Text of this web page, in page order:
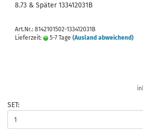
8.73 & Später 133412031B
Art.Nr.: 8142101502-133412031B
Lieferzeit:
5-7 Tage (Ausland abweichend)
SET: